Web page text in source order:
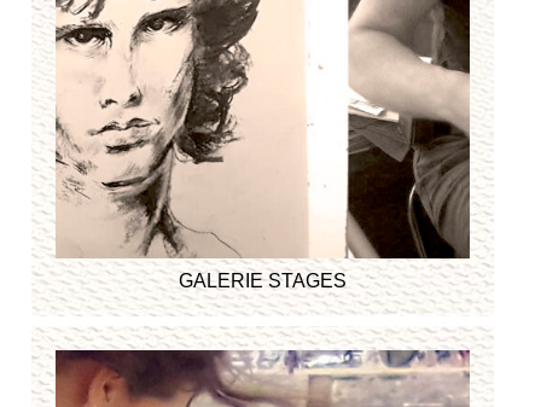
GALERIE STAGES